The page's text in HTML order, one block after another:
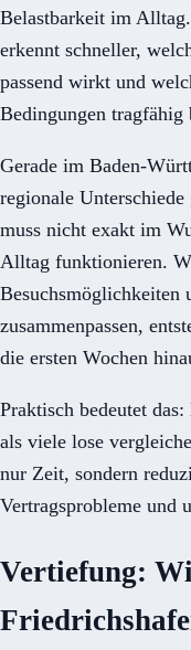
Belastbarkeit im
erkennt schneller,
passend wirkt und
Bedingungen tragfähig
Gerade im Baden-
regionale
muss nicht exakt im
Alltag funktionieren.
Besuchsmöglichkeiten
zusammenpassen,
die ersten Wochen
Praktisch bedeutet
als viele lose
nur Zeit, sondern
Vertragsprobleme und
Vertiefung: